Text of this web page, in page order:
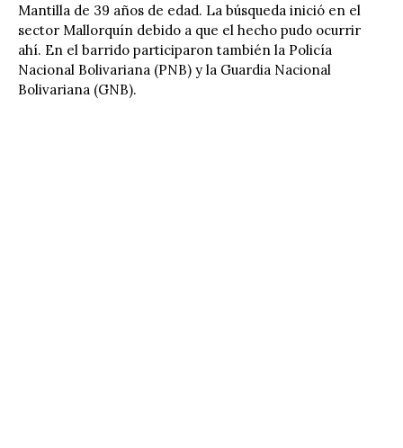
Mantilla de 39 años de edad. La búsqueda inició en el
sector Mallorquín debido a que el hecho pudo ocurrir
ahí. En el barrido participaron también la Policía
Nacional Bolivariana (PNB) y la Guardia Nacional
Bolivariana (GNB).